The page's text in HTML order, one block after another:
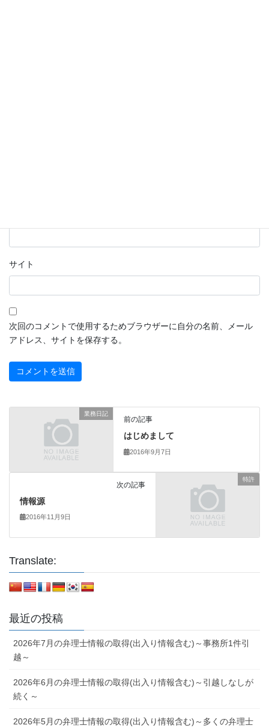
サイト
次回のコメントで使用するためブラウザーに自分の名前、メール
アドレス、サイトを保存する。
業務日記
前の記事
はじめまして
2016年9月7日
特許
次の記事
情報源
2016年11月9日
Translate:
最近の投稿
2026年7月の弁理士情報の取得(出入り情報含む)～事務所1件引
越～
2026年6月の弁理士情報の取得(出入り情報含む)～引越しなしが
続く～
2026年5月の弁理士情報の取得(出入り情報含む)～多くの弁理士